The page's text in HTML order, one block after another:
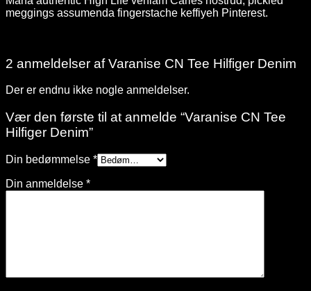
meggings assumenda fingerstache keffiyeh Pinterest.
2 anmeldelser afVaranise CN Tee Hilfiger Denim
Der er endnu ikke nogle anmeldelser.
Vær den første til at anmelde “Varanise CN Tee
Hilfiger Denim”
Din bedømmelse *
Din anmeldelse *